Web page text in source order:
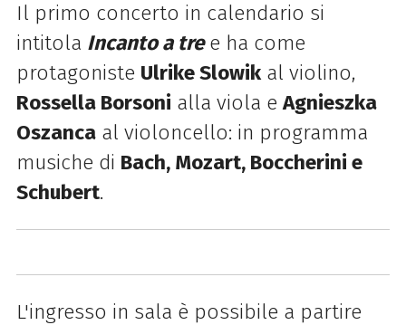
Il primo concerto in calendario si
intitola Incanto a tree ha come
protagoniste Ulrike Slowikal violino,
Rossella Borsoni alla viola eAgnieszka
Oszancaal violoncello: in programma
musiche di Bach, Mozart, Boccherini e
Schubert.
L'ingresso in sala è possibile a partire